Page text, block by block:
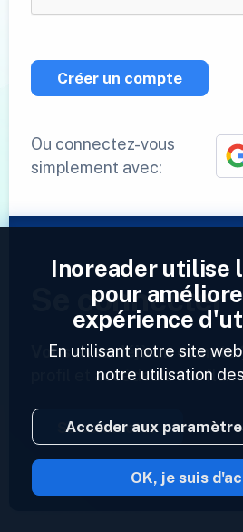
Créer un compte
Ou connectez-vous
simplement avec:
Se connecter
Vous avez déjà un compte
profil et accédez à vos flux
Se connecter
2023 ©
Inoreader utilise
pour
expérience
En utilisant notre site
notre utilisation
Accéder aux
OK, je suis